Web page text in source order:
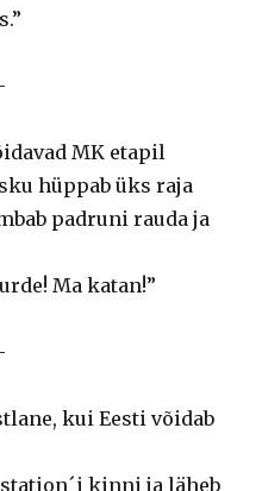
MK etapil
hüppab üks raja
padruni rauda ja
Ma katan!”
kui Eesti võidab
kinni ja läheb